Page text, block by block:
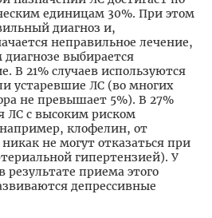
единицам 30%. При этом
диагноз и,
неправильное лечение,
выбирается
В 21% случаев используются
устаревшие ЛС (во многих
не превышает 5%). В 27%
ЛС с высоким риском
клофелин, от
не могут отказаться при
гипертензией). У
приема этого
депрессивные